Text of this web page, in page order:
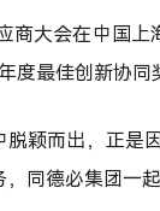
商大会在中国
度最佳创新协同
颖而出，正是
同德必集团一